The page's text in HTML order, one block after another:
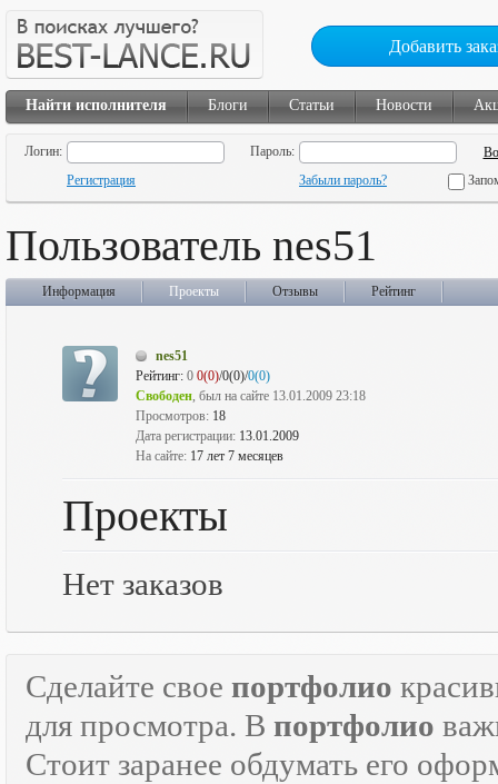
Добавить
Найти исполнителя Блоги Статьи Новости
Логин:
Пароль:
Регистрация
Забыли пароль?
Пользователь nes51
Информация Проекты Отзывы Рейтинг
nes51
Рейтинг: 0 0(0)/0(0)/0(0)
Свободен, был на сайте 13.01.2009 23:18
Просмотров: 18
Дата регистрации: 13.01.2009
На сайте: 17 лет 7 месяцев
Проекты
Нет заказов
Сделайте свое портфолио
для просмотра. В портфолио
Стоит заранее обдумать его